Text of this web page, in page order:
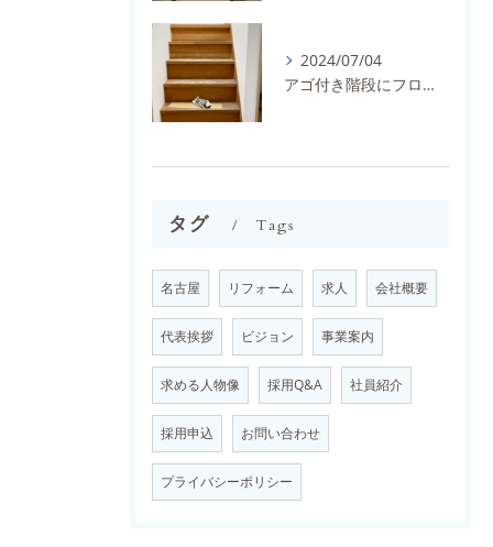
2024/07/04
アゴ付き階段にフロアタイルとノンスリップを施工しました。
タグ Tags
名古屋 リフォーム 求人 会社概要
代表挨拶 ビジョン 事業案内
求める人物像 採用Q&A 社員紹介
採用申込 お問い合わせ
プライバシーポリシー